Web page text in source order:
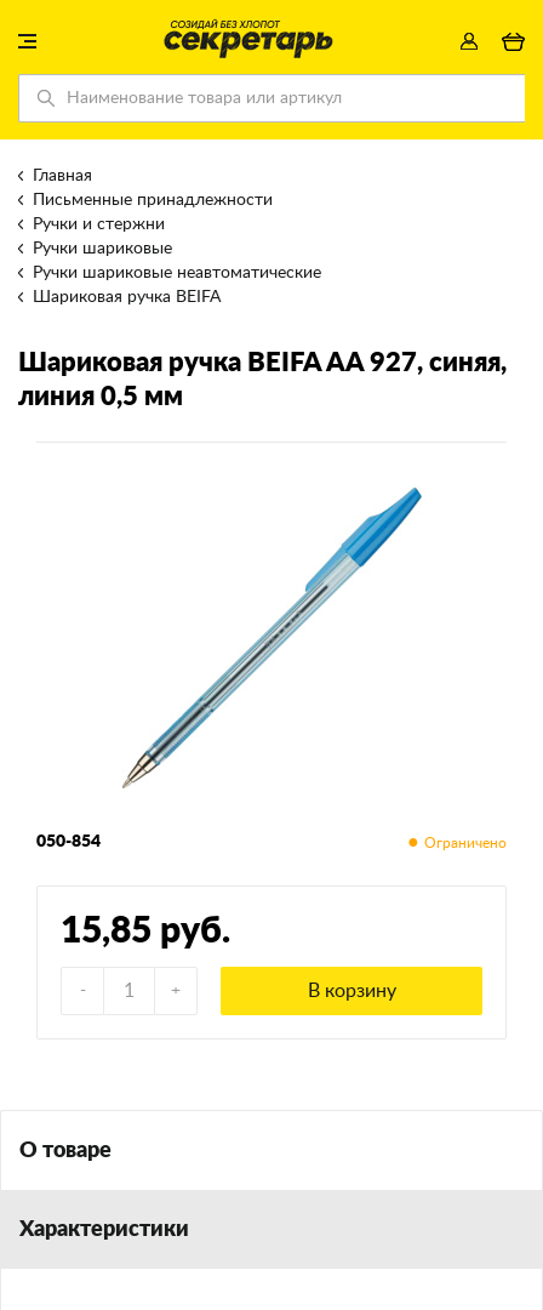
Главная
Письменные принадлежности
Ручки и стержни
Ручки шариковые
Ручки шариковые неавтоматические
Шариковая ручка BEIFA
Шариковая ручка BEIFAAA 927, синяя,
линия 0,5 мм
050-854
15,85 руб.
В корзину
О товаре
Характеристики